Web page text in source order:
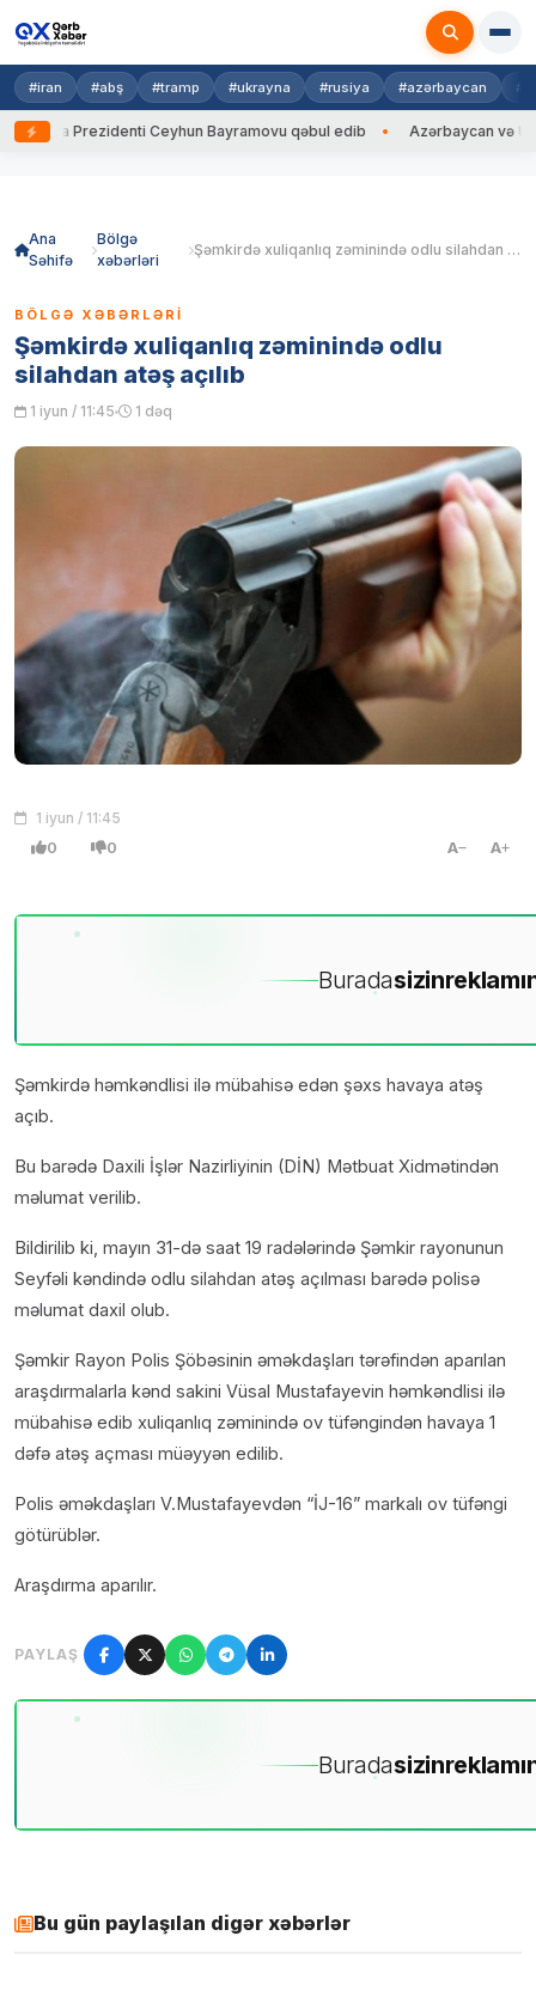
#iran #abş #tramp #ukrayna #rusiya #azərbaycan
Prezidenti Ceyhun Bayramovu qəbul edib Azərbaycan və
Ana
Səhifə
Bölgə
xəbərləri
Şəmkirdə xuliqanlıq zəminində odlu silahdan atəş açılıb
BÖLGƏ XƏBƏRLƏRI
Şəmkirdə xuliqanlıq zəminində odlu
silahdan atəş açılıb
1 iyun / 11:45 1 dəq
1 iyun / 11:45
0 0 A A
Buradasizin
Şəmkirdə həmkəndlisi ilə mübahisə edən şəxs havaya atəş
açıb.
Bu barədə Daxili İşlər Nazirliyinin (DİN) Mətbuat Xidmətindən
məlumat verilib.
Bildirilib ki, mayın 31-də saat 19 radələrində Şəmkir rayonunun
Seyfəli kəndində odlu silahdan atəş açılması barədə polisə
məlumat daxil olub.
Şəmkir Rayon Polis Şöbəsinin əməkdaşları tərəfindən aparılan
araşdırmalarla kənd sakini Vüsal Mustafayevin həmkəndlisi ilə
mübahisə edib xuliqanlıq zəminində ov tüfəngindən havaya 1
dəfə atəş açması müəyyən edilib.
Polis əməkdaşları V.Mustafayevdən “İJ-16” markalı ov tüfəngi
götürüblər.
Araşdırma aparılır.
PAYLAŞ
Buradasizin
Bu gün paylaşılan digər xəbərlər